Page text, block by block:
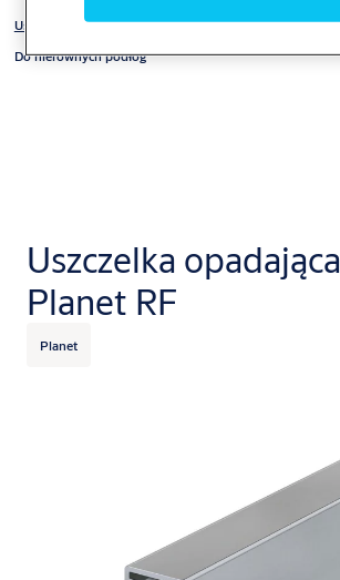
Uszczelki opadające
Do nierównych podłóg
Uszczelka opadająca
Planet RF
Planet